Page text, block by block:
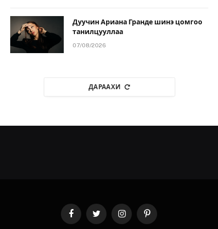
Дуучин Ариана Гранде шинэ цомгоо
танилцууллаа
07/08/2026
ДАРААХИ
FacebookTwitter InstagramPinterest